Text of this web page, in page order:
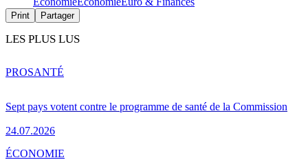
Print Partager
LES PLUS LUS
Sept pays votent contre le programme de santé de la Commission
24.07.2026
PROSANTÉ
ÉCONOMIE